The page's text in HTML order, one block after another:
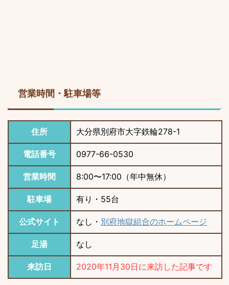
営業時間・駐車場等
住所 大分県別府市大字鉄輪278-1
電話番号 0977-66-0530
営業時間 8:00〜17:00（年中無休）
駐車場 有り・55台
公式サイト なし・ 別府地獄組合のホームページ
足湯 なし
来訪日 2020年11月30日に来訪した記事です